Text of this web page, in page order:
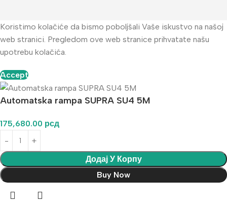
Koristimo kolačiće da bismo poboljšali Vaše iskustvo na našoj
web stranici. Pregledom ove web stranice prihvatate našu
upotrebu kolačića.
Accept
Automatska rampa SUPRA SU4 5M
175,680.00 рсд
Додај У Корпу
Buy Now